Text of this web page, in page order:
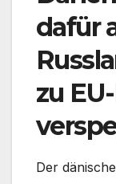
dafür
zu
Der